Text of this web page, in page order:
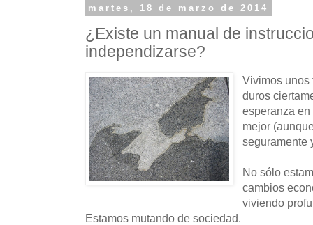
martes, 18 de marzo de 2014
¿Existe un manual de
independizarse?
Vivimos unos
duros
esperanza
mejor
seguramente
No sólo
cambios
viviendo
Estamos mutando de sociedad.